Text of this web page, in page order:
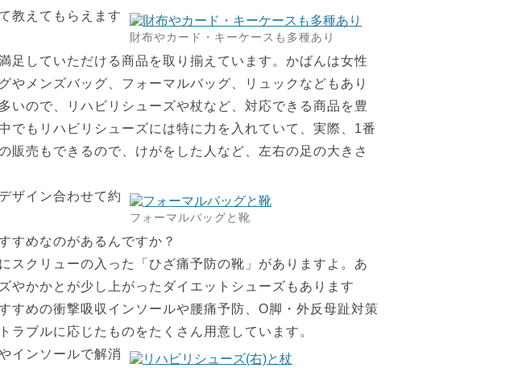
財布やカード・キーケースも多種あり
教えてもらえます
足していただける商品を取り揃えています。かばんは女性
やメンズバッグ、フォーマルバッグ、リュックなどもあり
いので、リハビリシューズや杖など、対応できる商品を豊
でもリハビリシューズには特に力を入れていて、実際、1番
販売もできるので、けがをした人など、左右の足の大きさ
フォーマルバッグと靴
ザイン合わせて約
めなのがあるんですか？
スクリューの入った「ひざ痛予防の靴」がありますよ。あ
やかかとが少し上がったダイエットシューズもあります
すめの衝撃吸収インソールや腰痛予防、О脚・外反母趾対策
ラブルに応じたものをたくさん用意しています。
インソールで解消